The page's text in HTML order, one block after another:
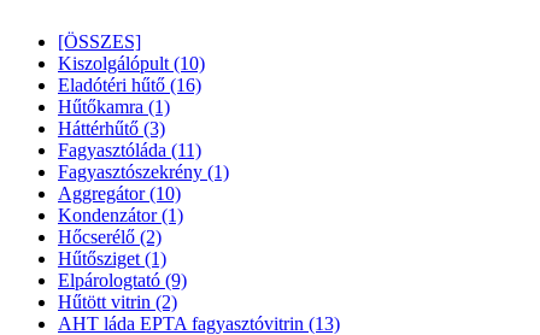
[ÖSSZES]
Kiszolgálópult (10)
Eladótéri hűtő (16)
Hűtőkamra (1)
Háttérhűtő (3)
Fagyasztóláda (11)
Fagyasztószekrény (1)
Aggregátor (10)
Kondenzátor (1)
Hőcserélő (2)
Hűtősziget (1)
Elpárologtató (9)
Hűtött vitrin (2)
AHT láda EPTA fagyasztóvitrin (13)